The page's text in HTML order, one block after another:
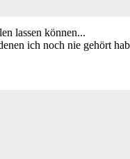
lassen können...
ich noch nie gehört